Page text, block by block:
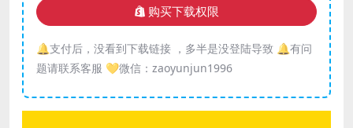
购买下载权限
🔔支付后，没看到下载链接 ，多半是没登陆导致 🔔有问
题请联系客服 💛微信：zaoyunjun1996